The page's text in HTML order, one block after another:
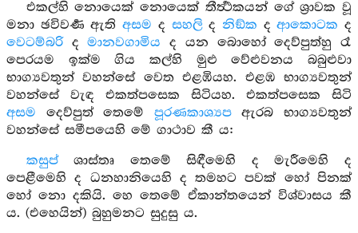
එකල්හි නොයෙක් නොයෙක් තීර්‍ත්‍ථකයන් ගේ ශ්‍රාවක වූ
මනා ඡවිවර්‍ණ ඇතිඅසම ද සහලිද නිඞ්ක දආකොටක ද
වෙටම්බරිදමානවගාමිය ද යන බොහෝ දෙව්පුත්හු රෑ
පෙරයම ඉක්ම ගිය කල්හි මුළු වේළුවනය බබුළුවා
භාග්‍යවතුන් වහන්සේ වෙත එළඹියහ. එළඹ භාග්‍යවතුන්
වහන්සේ වැඳ එකත්පසෙක සිටියහ. එකත්පසෙක සිටි
අසම දෙව්පුත් තෙමේ පූරණකාශ්‍යපඇරබ භාග්‍යවතුන්
වහන්සේ සමීපයෙහි මේ ගාථාව කී ය:
කසුප්ශාස්තෘ තෙමේ සිඳීමෙහි ද මැරීමෙහි ද
පෙළීමෙහි ද ධනහානියෙහි ද තමහට පවක් හෝ පිනක්
හෝ නො දකියි. හෙ තෙමේ ඒකාන්තයෙන් විශ්වාසය කී
ය. (එහෙයින්) බුහුමනට සුදුසු ය.